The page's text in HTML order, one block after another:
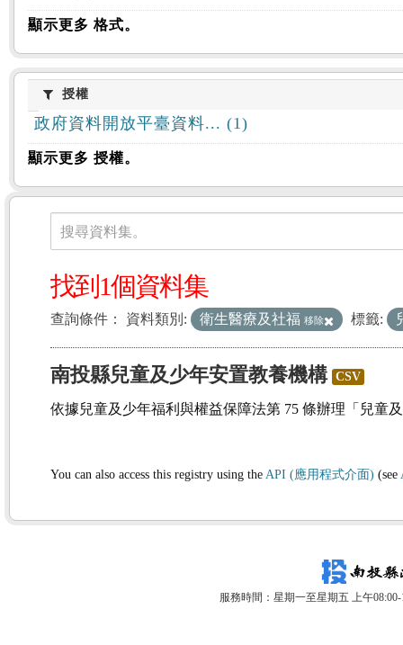
顯示更多 格式。
授權授權
政府資料開放平臺資料... (1)
顯示更多 授權。
資料集
搜尋資料集。
找到1個資料集
查詢條件： 資料類別: 衛生醫療及社福 移除 標籤:
南投縣兒童及少年安置教養機構 CSV
依據兒童及少年福利與權益保障法第 75 條辦理「兒童
You can also access this registry using the API (應用程式介面) (see
服務時間：星期一至星期五 上午